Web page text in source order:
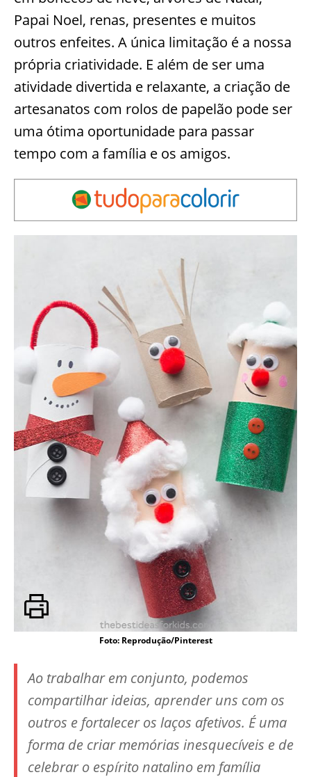
Papai Noel, renas, presentes e muitos
outros enfeites. A única limitação é a nossa
própria criatividade. E além de ser uma
atividade divertida e relaxante, a criação de
artesanatos com rolos de papelão pode ser
uma ótima oportunidade para passar
tempo com a família e os amigos.
Foto: Reprodução/Pinterest
Ao trabalhar em conjunto, podemos
compartilhar ideias, aprender uns com os
outros e fortalecer os laços afetivos. É uma
forma de criar memórias inesquecíveis e de
celebrar o espírito natalino em família